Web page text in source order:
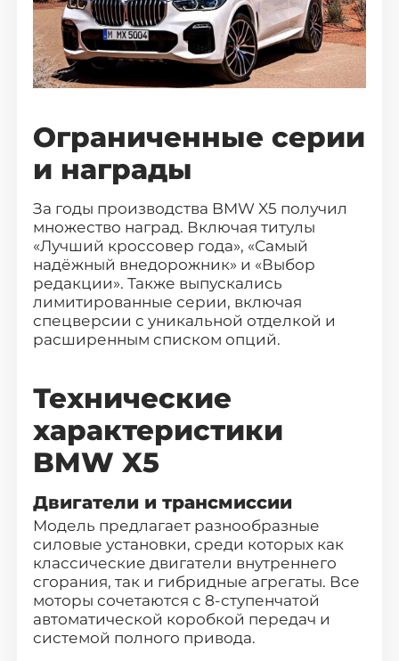
Ограниченные серии
и награды
За годы производства BMW X5 получил
множество наград. Включая титулы
«Лучший кроссовер года», «Самый
надёжный внедорожник» и «Выбор
редакции». Также выпускались
лимитированные серии, включая
спецверсии с уникальной отделкой и
расширенным списком опций.
Технические
характеристики
BMW X5
Двигатели и трансмиссии
Модель предлагает разнообразные
силовые установки, среди которых как
классические двигатели внутреннего
сгорания, так и гибридные агрегаты. Все
моторы сочетаются с 8-ступенчатой
автоматической коробкой передач и
системой полного привода.